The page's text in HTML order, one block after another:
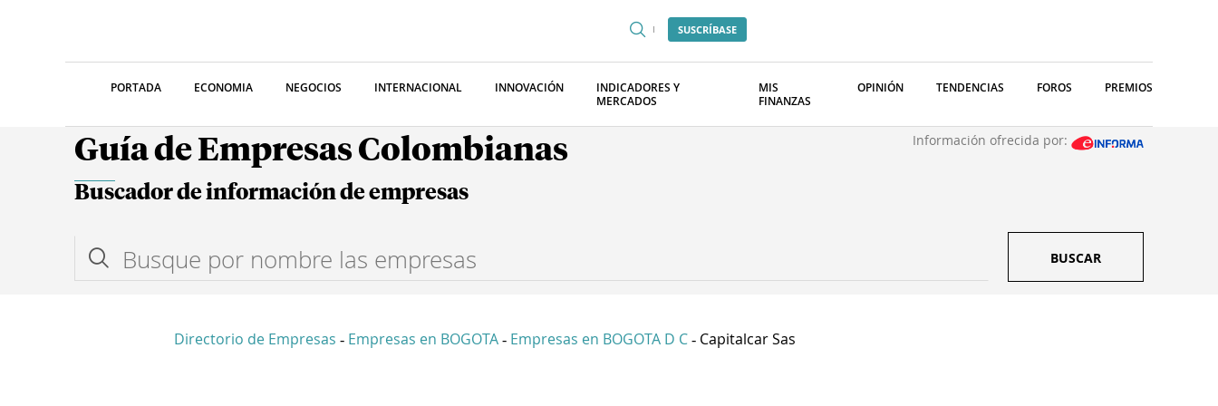
SUSCRÍBASE
PORTADA ECONOMIA NEGOCIOS INTERNACIONAL INNOVACIÓN
INDICADORES Y
MERCADOS
MIS
FINANZAS
OPINIÓN TENDENCIAS FOROS PREMIOS
Guía de Empresas Colombianas Información ofrecida por:
Buscador de información de empresas
BUSCAR
Directorio de Empresas - Empresas en BOGOTA - Empresas en BOGOTA D C - Capitalcar Sas